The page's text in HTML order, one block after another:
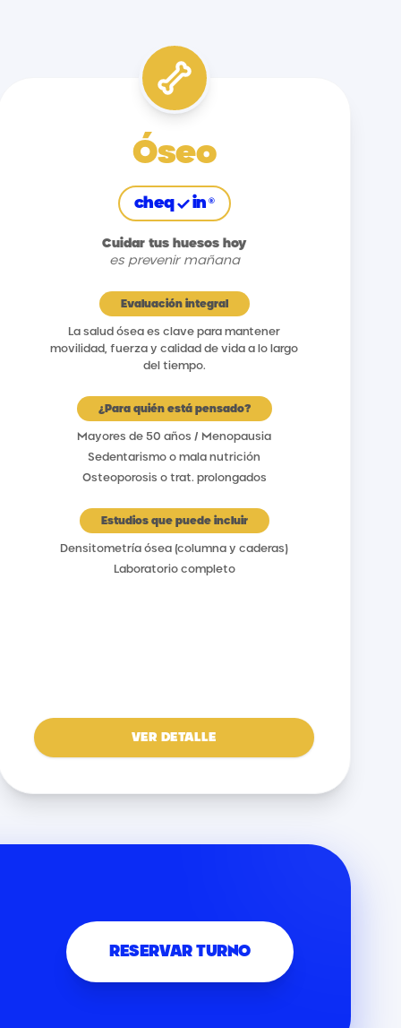
Óseo
cheq in ®
Cuidar tus huesos hoy
es prevenir mañana
Evaluación integral
La salud ósea es clave para mantener
movilidad, fuerza y calidad de vida a lo largo
del tiempo.
¿Para quién está pensado?
Mayores de 50 años / Menopausia
Sedentarismo o mala nutrición
Osteoporosis o trat. prolongados
Estudios que puede incluir
Densitometría ósea (columna y caderas)
Laboratorio completo
VER DETALLE
RESERVAR TURNO